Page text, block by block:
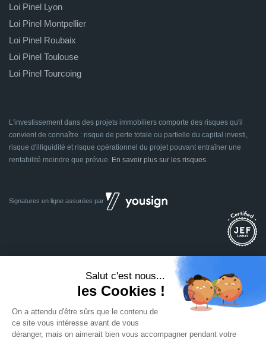
Loi Pinel Lyon
Loi Pinel Montpellier
Loi Pinel Roubaix
Loi Pinel Toulouse
Loi Pinel Tourcoing
L'investissement dans des projets immobiliers comporte des risques qu'il
convient de connaître : risque de perte totale ou partielle du capital investi,
risque d'illiquidité et risque opérationnel du projet pouvant entraîner une
rentabilité moindre que prévue. En savoir plus sur les risques
Signatures en ligne assurées par
Tous droits réservés 2014 - 2026
à Euratechnologies 59000 Lille
Mentions légales CGU CGV Confidentialité
Mettre à jour les préférences des cookies